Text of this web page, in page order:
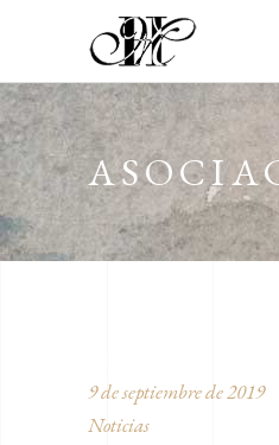
9 de septiembre de 2019
Noticias